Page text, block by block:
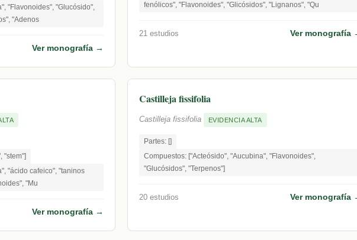
"Flavonoides", "Glucósido",
"Adenos
Ver monografía →
fenólicos", "Flavonoides", "Glicósidos", "Lignanos", "Qu
21 estudios Ver monografía
"stem"]
"ácido cafeico", "taninos
"Mu
Ver monografía →
Castilleja fissifolia
Castilleja fissifolia EVIDENCIA ALTA
Partes: []
Compuestos: ["Acteósido", "Aucubina", "Flavonoides",
"Glucósidos", "Terpenos"]
20 estudios Ver monografía